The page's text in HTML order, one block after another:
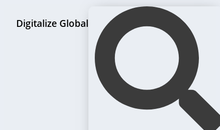
Digitalize Global